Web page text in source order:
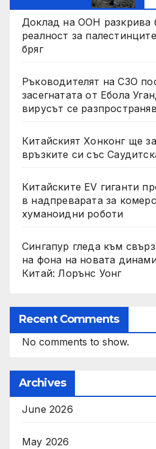
Доклад на ООН разкрива
реалност за
бряг
Ръководителят на СЗО
засегнатата от Ебола
вирусът се
Китайският Хонконг ще
връзките си със
Китайските EV гиганти
в надпреварата за
хуманоидни роботи
Сингапур гледа към
на фона на новата
Китай: Лорънс Уонг
Recent Comments
No comments to show.
Archives
June 2026
May 2026